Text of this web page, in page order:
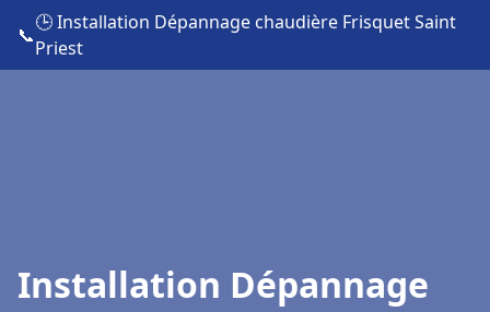
📞
🕒 Installation Dépannage chaudière Frisquet Saint
Priest
Installation Dépannage